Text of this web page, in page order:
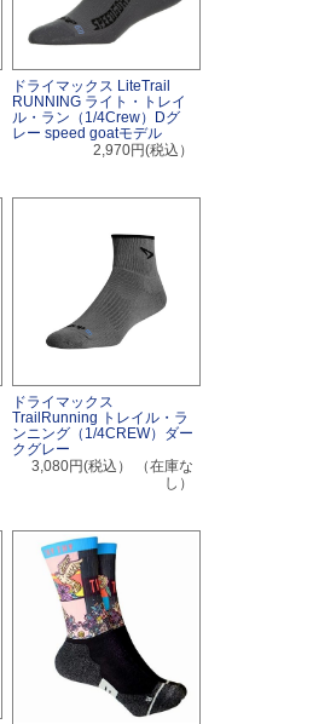
ドライマックス LiteTrail
RUNNING ライト・トレイ
ル・ラン（1/4Crew）Dグ
レー speed goatモデル
2,970円(税込）
ドライマックス
TrailRunning トレイル・ラ
ンニング（1/4CREW）ダー
クグレー
3,080円(税込）
（在庫な
し）